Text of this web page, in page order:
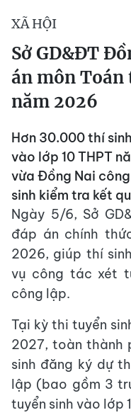
XÃ HỘI
Sở GD&ĐT
án môn Toán
năm 2026
Hơn 30.000 thí
vào lớp 10 THPT
vừa Đồng Nai
sinh kiểm tra kết
Ngày 5/6, Sở
đáp án chính
2026, giúp thí
vụ công tác xét
công lập.
Tại kỳ thi tuyển
2027, toàn thành
sinh đăng ký dự
lập (bao gồm 3
tuyển sinh vào lớp